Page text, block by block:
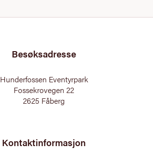
Besøksadresse
Hunderfossen Eventyrpark
Fossekrovegen 22
2625 Fåberg
Kontaktinformasjon